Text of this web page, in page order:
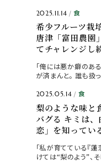
2025.11.14 食
希少フルーツ栽
唐津「富田農園
てチャレンジし
「俺には悪か癖のあ
が済まんと。 誰も扱
2025.05.14 食
梨のような味と
バグる キミは
恋」を知ってい
「私が育てている『
けては“梨のよう”、